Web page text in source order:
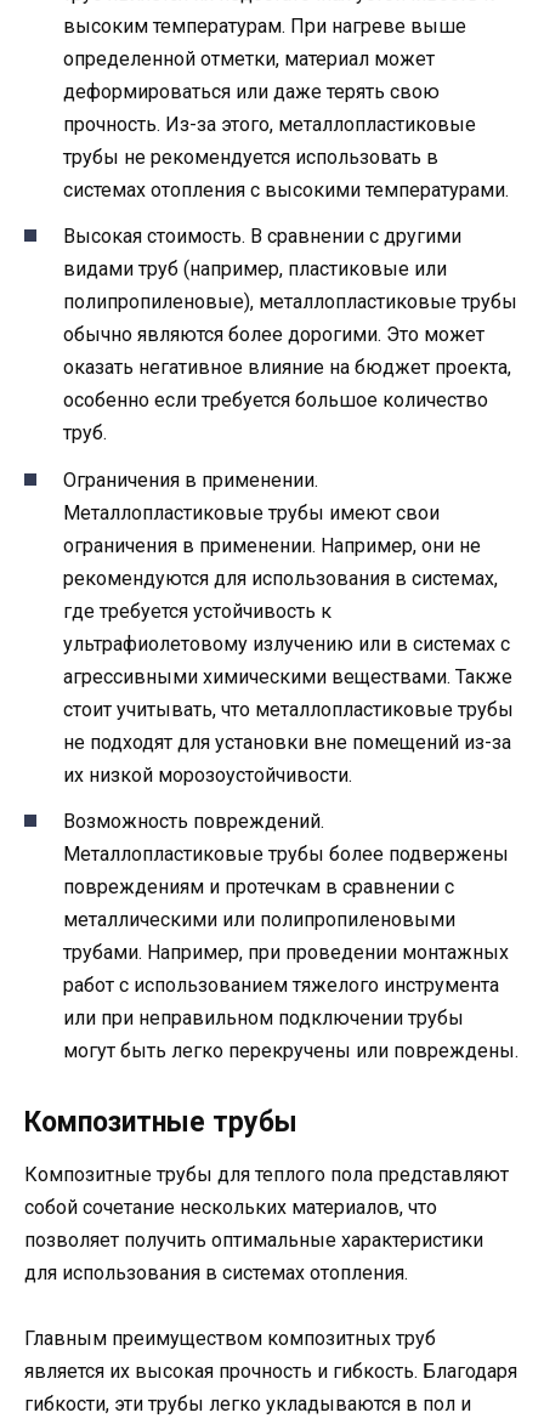
высоким температурам. При нагреве выше
определенной отметки, материал может
деформироваться или даже терять свою
прочность. Из-за этого, металлопластиковые
трубы не рекомендуется использовать в
системах отопления с высокими температурами.
Высокая стоимость. В сравнении с другими
видами труб (например, пластиковые или
полипропиленовые), металлопластиковые трубы
обычно являются более дорогими. Это может
оказать негативное влияние на бюджет проекта,
особенно если требуется большое количество
труб.
Ограничения в применении.
Металлопластиковые трубы имеют свои
ограничения в применении. Например, они не
рекомендуются для использования в системах,
где требуется устойчивость к
ультрафиолетовому излучению или в системах с
агрессивными химическими веществами. Также
стоит учитывать, что металлопластиковые трубы
не подходят для установки вне помещений из-за
их низкой морозоустойчивости.
Возможность повреждений.
Металлопластиковые трубы более подвержены
повреждениям и протечкам в сравнении с
металлическими или полипропиленовыми
трубами. Например, при проведении монтажных
работ с использованием тяжелого инструмента
или при неправильном подключении трубы
могут быть легко перекручены или повреждены.
Композитные трубы
Композитные трубы для теплого пола представляют
собой сочетание нескольких материалов, что
позволяет получить оптимальные характеристики
для использования в системах отопления.
Главным преимуществом композитных труб
является их высокая прочность и гибкость. Благодаря
гибкости, эти трубы легко укладываются в пол и